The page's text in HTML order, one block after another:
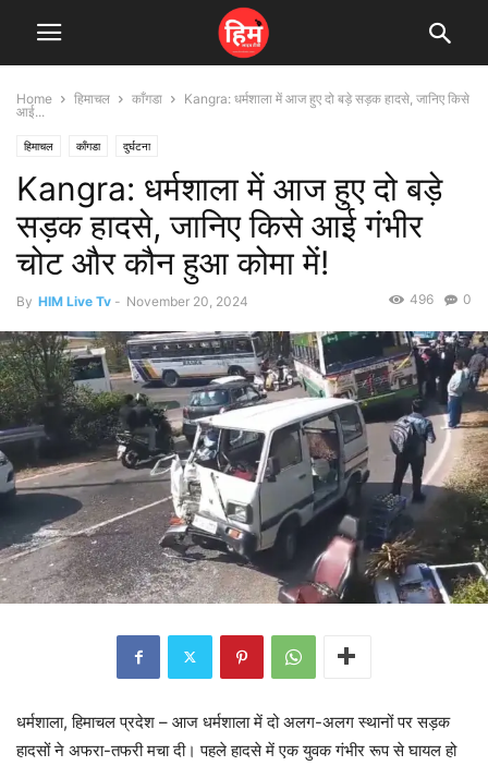
Home हिमाचल काँगडा
Kangra: धर्मशाला में आज हुए दो बड़े सड़क हादसे, जानिए किसे
आई...
हिमाचल काँगडा दुर्घटना
Kangra: धर्मशाला में आज हुए दो बड़े
सड़क हादसे, जानिए किसे आई गंभीर
चोट और कौन हुआ कोमा में!
By HIM Live Tv - November 20, 2024 0
496
धर्मशाला, हिमाचल प्रदेश – आज धर्मशाला में दो अलग-अलग स्थानों पर सड़क
हादसों ने अफरा-तफरी मचा दी। पहले हादसे में एक युवक गंभीर रूप से घायल हो